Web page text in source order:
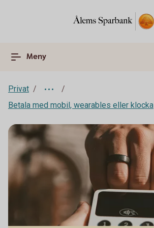
Meny
Privat
Betala med mobil, wearables eller klocka